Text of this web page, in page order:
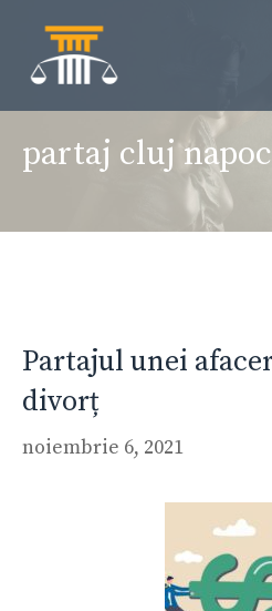
conținut
partaj cluj
Partajul unei
divorț
noiembrie 6, 2021